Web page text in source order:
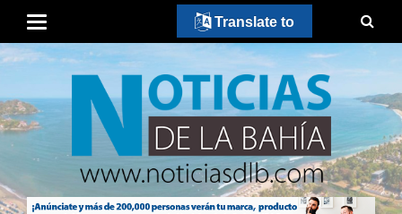
Translate to